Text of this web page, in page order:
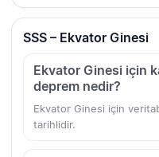
SSS – Ekvator Ginesi
Ekvator Ginesi için
deprem nedir?
Ekvator Ginesi için
tarihlidir.